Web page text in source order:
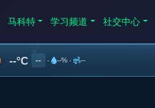
马科特 学习频道 社交中心
--°C -- · --% · --